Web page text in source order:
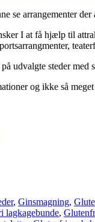
se arrangementer
I at få hjælp til
udvalgte steder med
og ikke så
, Ginsmagning,
lagkagebunde,